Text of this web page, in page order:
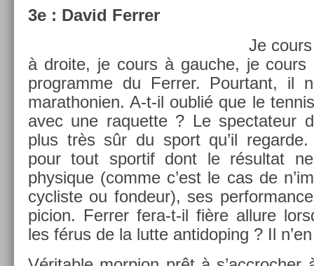
3e : David Ferr­er
Je
à droite, je cours à gauc­he, je
pro­gram­me du Ferr­er. Pour­tant, il
marat­honi­en. A-t-il oublié que le
avec une raquet­te ? Le spec­tateur
plus très sûr du sport qu’il re­gar­de.
pour tout spor­tif dont le résul­tat
physique (comme c’est le cas de
cyc­liste ou fon­deur), ses
pic­ion. Ferr­er fera-t-il fière al­lure
les férus de la lutte anti­dop­ing ? Il